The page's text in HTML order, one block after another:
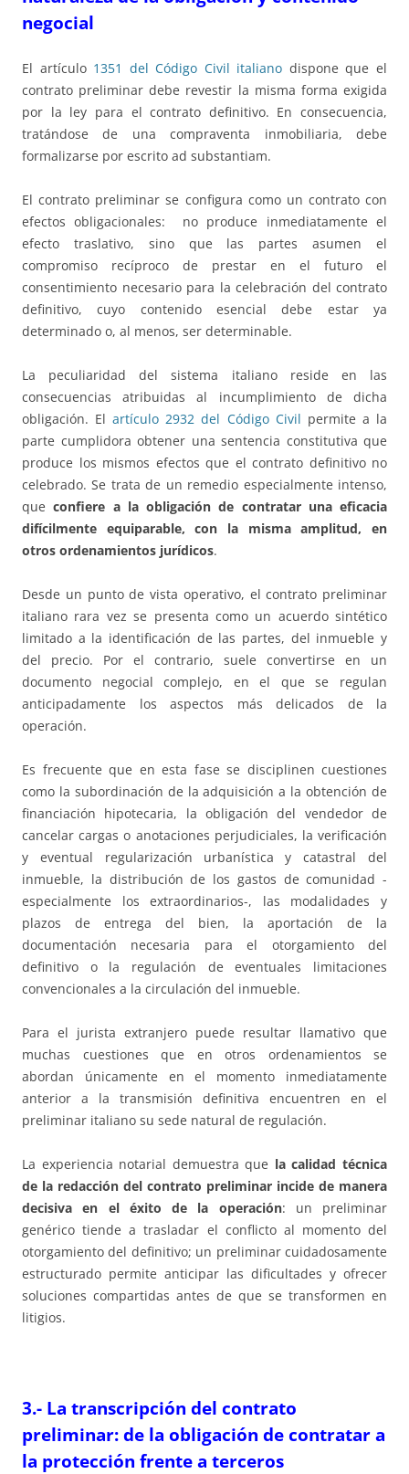
negocial
El artículo 1351 del Código Civil italiano dispone que el
contrato preliminar debe revestir la misma forma exigida
por la ley para el contrato definitivo. En consecuencia,
tratándose de una compraventa inmobiliaria, debe
formalizarse por escrito ad substantiam.
El contrato preliminar se configura como un contrato con
efectos obligacionales: no produce inmediatamente el
efecto traslativo, sino que las partes asumen el
compromiso recíproco de prestar en el futuro el
consentimiento necesario para la celebración del contrato
definitivo, cuyo contenido esencial debe estar ya
determinado o, al menos, ser determinable.
La peculiaridad del sistema italiano reside en las
consecuencias atribuidas al incumplimiento de dicha
obligación. El artículo 2932 del Código Civil permite a la
parte cumplidora obtener una sentencia constitutiva que
produce los mismos efectos que el contrato definitivo no
celebrado. Se trata de un remedio especialmente intenso,
queconfiere a la obligación de contratar una eficacia
difícilmente equiparable, con la misma amplitud, en
otros ordenamientos jurídicos.
Desde un punto de vista operativo, el contrato preliminar
italiano rara vez se presenta como un acuerdo sintético
limitado a la identificación de las partes, del inmueble y
del precio. Por el contrario, suele convertirse en un
documento negocial complejo, en el que se regulan
anticipadamente los aspectos más delicados de la
operación.
Es frecuente que en esta fase se disciplinen cuestiones
como la subordinación de la adquisición a la obtención de
financiación hipotecaria, la obligación del vendedor de
cancelar cargas o anotaciones perjudiciales, la verificación
y eventual regularización urbanística y catastral del
inmueble, la distribución de los gastos de comunidad -
especialmente los extraordinarios-, las modalidades y
plazos de entrega del bien, la aportación de la
documentación necesaria para el otorgamiento del
definitivo o la regulación de eventuales limitaciones
convencionales a la circulación del inmueble.
Para el jurista extranjero puede resultar llamativo que
muchas cuestiones que en otros ordenamientos se
abordan únicamente en el momento inmediatamente
anterior a la transmisión definitiva encuentren en el
preliminar italiano su sede natural de regulación.
La experiencia notarial demuestra que la calidad técnica
de la redacción del contrato preliminar incide de manera
decisiva en el éxito de la operación: un preliminar
genérico tiende a trasladar el conflicto al momento del
otorgamiento del definitivo; un preliminar cuidadosamente
estructurado permite anticipar las dificultades y ofrecer
soluciones compartidas antes de que se transformen en
litigios.
3.- La transcripción del contrato
preliminar: de la obligación de contratar a
la protección frente a terceros